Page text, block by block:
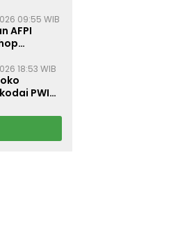
09:55 WIB
AFPI
dan
18:53 WIB
PWI
Antar